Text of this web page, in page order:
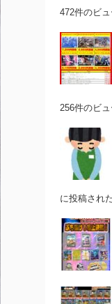
472件のビュ
256件のビュ
に投稿され